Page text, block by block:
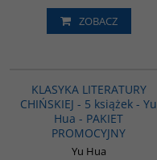
ZOBACZ
KLASYKA LITERATURY
CHIŃSKIEJ - 5 książek - Yu
Hua - PAKIET
PROMOCYJNY
Yu Hua